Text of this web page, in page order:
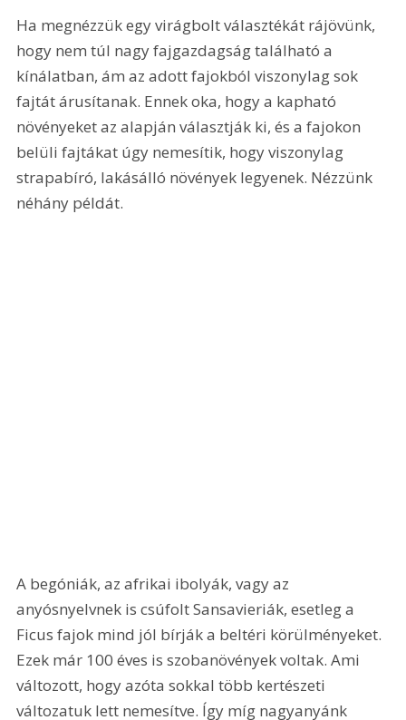
Ha megnézzük egy virágbolt választékát rájövünk,
hogy nem túl nagy fajgazdagság található a
kínálatban, ám az adott fajokból viszonylag sok
fajtát árusítanak. Ennek oka, hogy a kapható
növényeket az alapján választják ki, és a fajokon
belüli fajtákat úgy nemesítik, hogy viszonylag
strapabíró, lakásálló növények legyenek. Nézzünk
néhány példát.
A begóniák, az afrikai ibolyák, vagy az
anyósnyelvnek is csúfolt Sansavieriák, esetleg a
Ficus fajok mind jól bírják a beltéri körülményeket.
Ezek már 100 éves is szobanövények voltak. Ami
változott, hogy azóta sokkal több kertészeti
változatuk lett nemesítve. Így míg nagyanyánk